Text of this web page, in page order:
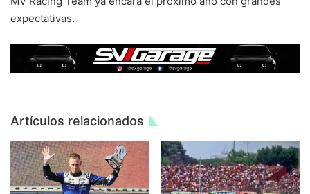
expectativas.
Artículos relacionados